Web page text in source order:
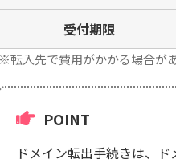
受付期限
※転入先で費用がかかる場合が
POINT
ドメイン転出手続きは、ド